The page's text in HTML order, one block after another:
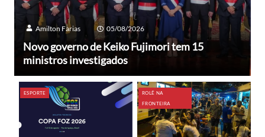
Amilton Farias 05/08/2026
Novo governo de Keiko Fujimori tem 15
ministros investigados
ESPORTE
ROLÊ NA
FRONTEIRA